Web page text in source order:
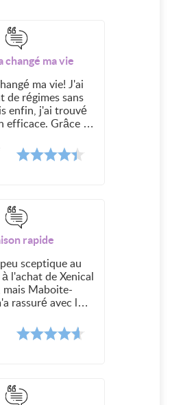
changé ma vie
ma vie! J'ai
de régimes sans
enfin, j'ai trouvé
efficace. Grâce à
Xenical en toute
discrétion. Le
a été livré
voir les résultats.
s'est régulé, et j'ai
du poids
pour cette
!
rapide
sceptique au
l'achat de Xenical
mais Maboite-
rassuré avec leur
été rapide, et le
authentique. Le
était le prix,
après